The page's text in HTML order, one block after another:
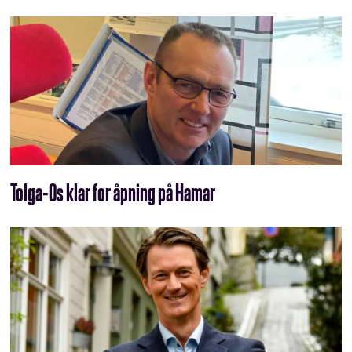
Tolga-Os klar for åpning på Hamar